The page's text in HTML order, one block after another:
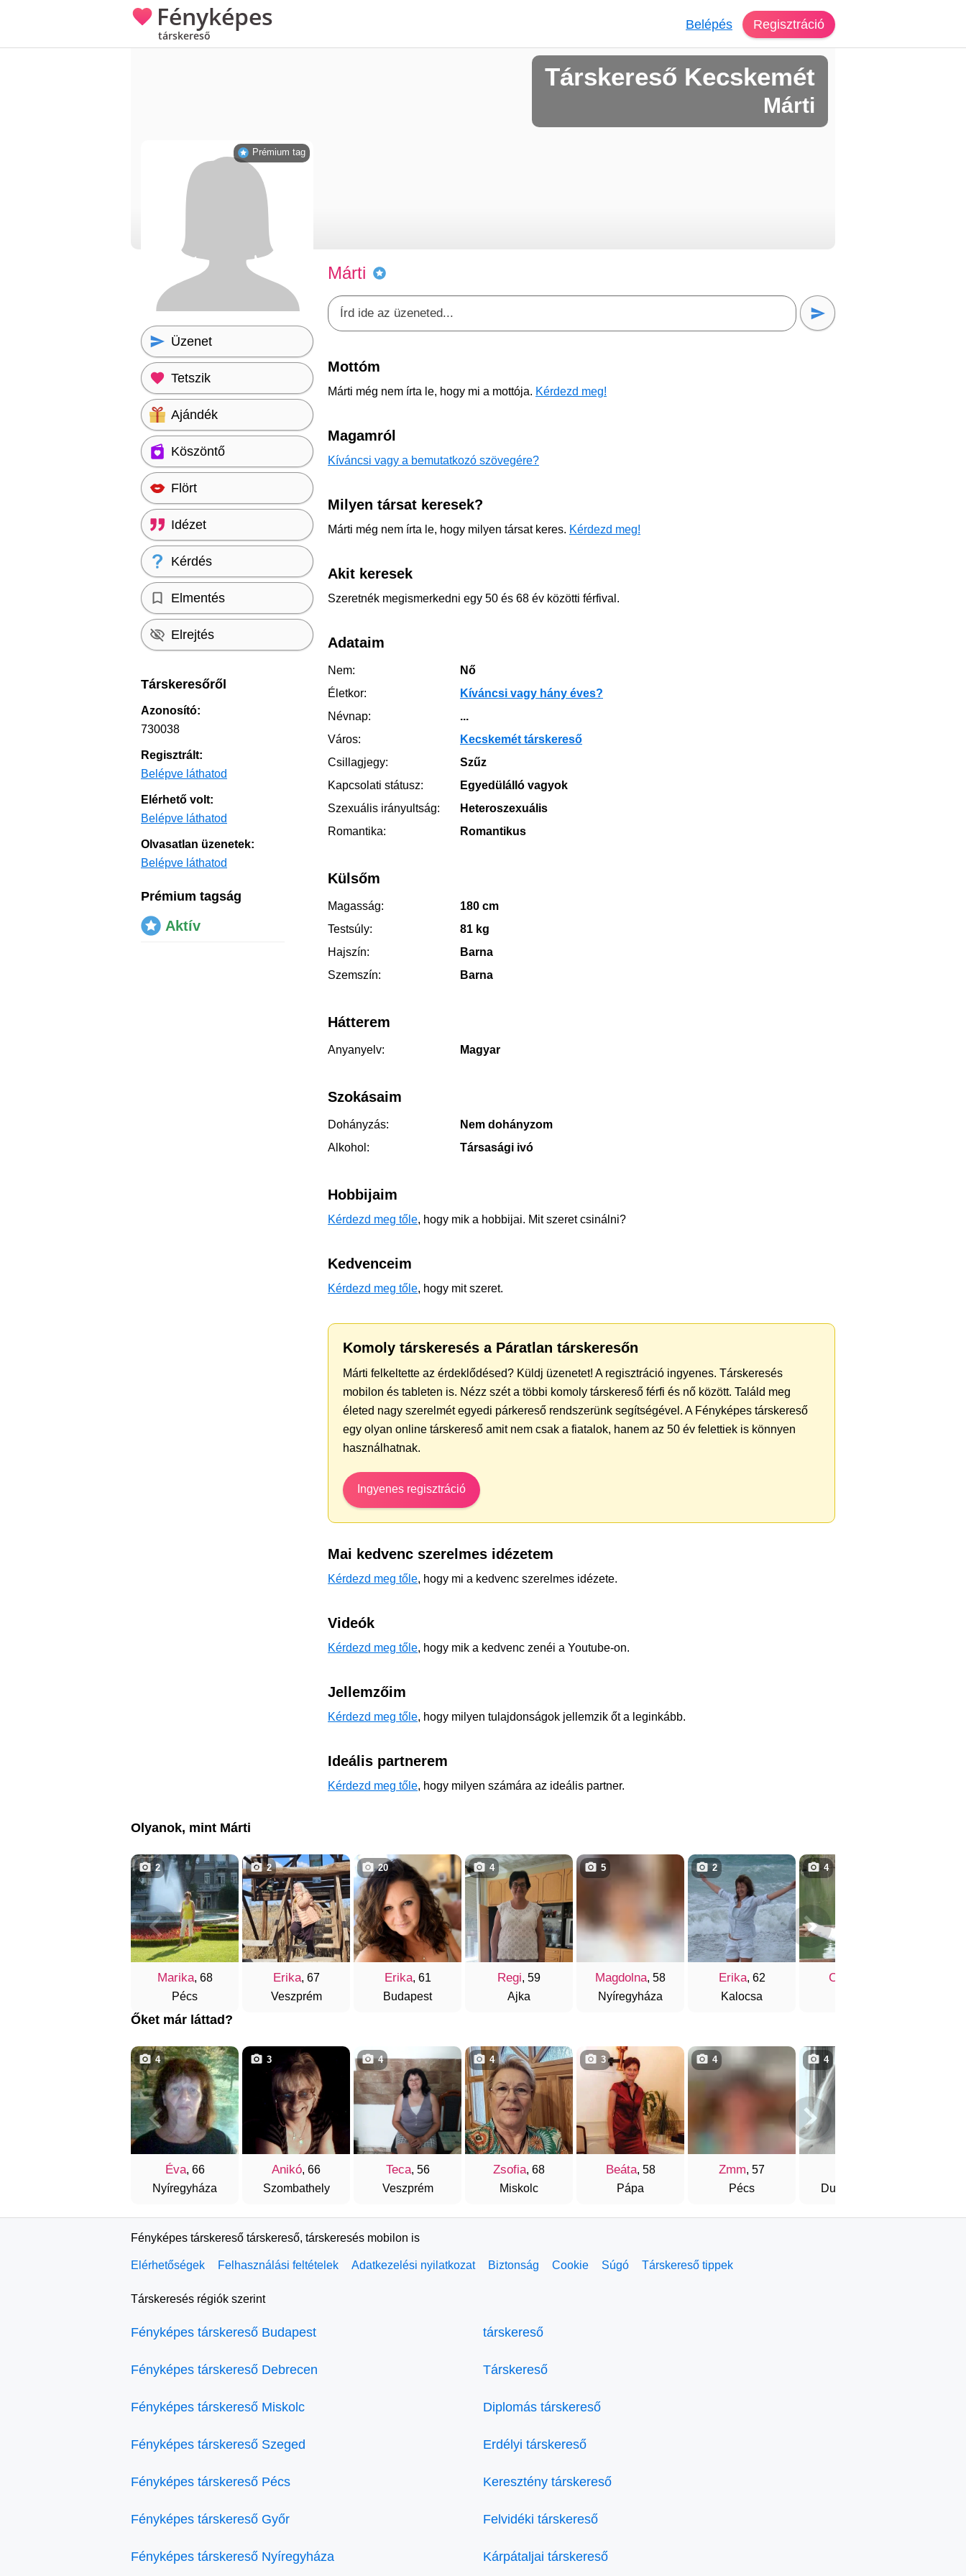
Fényképes
társkereső
Belépés Regisztráció
Társkereső Kecskemét
Márti
Márti
Mottóm
Márti még nem írta le, hogy mi a mottója. Kérdezd meg!
Magamról
Kíváncsi vagy a bemutatkozó szövegére?
Milyen társat keresek?
Márti még nem írta le, hogy milyen társat keres. Kérdezd meg!
Akit keresek
Szeretnék megismerkedni egy 50 és 68 év közötti férfival.
Adataim
Nem:
Nő
Életkor:
Kíváncsi vagy hány éves?
Névnap:
...
Város:
Kecskemét társkereső
Csillagjegy:
Szűz
Kapcsolati státusz:
Egyedülálló vagyok
Szexuális irányultság:
Heteroszexuális
Romantika:
Romantikus
Külsőm
Magasság:
180 cm
Testsúly:
81 kg
Hajszín:
Barna
Szemszín:
Barna
Hátterem
Anyanyelv: Magyar
Szokásaim
Dohányzás:
Nem dohányzom
Alkohol:
Társasági ivó
Hobbijaim
Kérdezd meg tőle, hogy mik a hobbijai. Mit szeret csinálni?
Kedvenceim
Kérdezd meg tőle, hogy mit szeret.
Komoly társkeresés a Páratlan társkeresőn
Márti felkeltette az érdeklődésed? Küldj üzenetet! A regisztráció ingyenes. Társkeresés
mobilon és tableten is. Nézz szét a többi komoly társkereső férfi és nő között. Találd meg
életed nagy szerelmét egyedi párkereső rendszerünk segítségével. A Fényképes társkereső
egy olyan online társkereső amit nem csak a fiatalok, hanem az 50 év felettiek is könnyen
használhatnak.
Ingyenes regisztráció
Mai kedvenc szerelmes idézetem
Kérdezd meg tőle, hogy mi a kedvenc szerelmes idézete.
Videók
Kérdezd meg tőle, hogy mik a kedvenc zenéi a Youtube-on.
Jellemzőim
Kérdezd meg tőle, hogy milyen tulajdonságok jellemzik őt a leginkább.
Ideális partnerem
Kérdezd meg tőle, hogy milyen számára az ideális partner.
Prémium tag
Üzenet
Tetszik
Ajándék
Köszöntő
Flört
Idézet
Kérdés
Elmentés
Elrejtés
Társkeresőről
Azonosító:
730038
Regisztrált:
Belépve láthatod
Elérhető volt:
Belépve láthatod
Olvasatlan üzenetek:
Belépve láthatod
Prémium tagság
Aktív
Olyanok, mint Márti
Marika, 68
Pécs
2
Erika, 67
Veszprém
2
Erika, 61
Budapest
20
Regi, 59
Ajka
4
Magdolna, 58
Nyíregyháza
5
Erika, 62
Kalocsa
2
Csilla
4
Őket már láttad?
Éva, 66
Nyíregyháza
4
Anikó, 66
Szombathely
3
Teca, 56
Veszprém
4
Zsofia, 68
Miskolc
4
Beáta, 58
Pápa
3
Zmm, 57
Pécs
4
Dunaújváros
4
Fényképes társkereső társkereső, társkeresés mobilon is
Elérhetőségek Felhasználási feltételek Adatkezelési nyilatkozat Biztonság Cookie Súgó Társkereső tippek
Társkeresés régiók szerint
Fényképes társkereső Budapest
Fényképes társkereső Debrecen
Fényképes társkereső Miskolc
Fényképes társkereső Szeged
Fényképes társkereső Pécs
Fényképes társkereső Győr
Fényképes társkereső Nyíregyháza
társkereső
Társkereső
Diplomás társkereső
Erdélyi társkereső
Keresztény társkereső
Felvidéki társkereső
Kárpátaljai társkereső